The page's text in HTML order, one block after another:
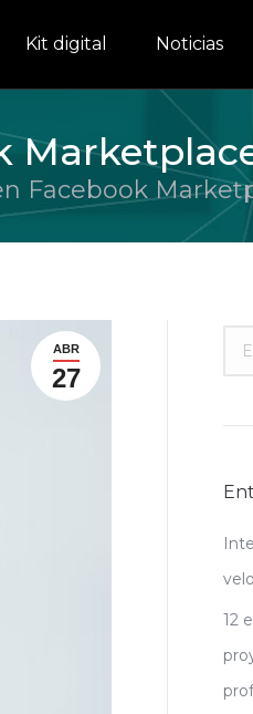
Kit digital Noticias
Facebook
ABR
27
12